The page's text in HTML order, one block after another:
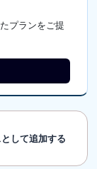
プランをご提
して追加する